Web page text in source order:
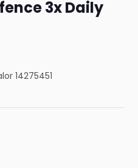
3x Daily
14275451